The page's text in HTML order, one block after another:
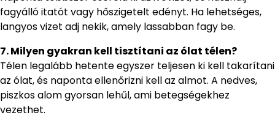
fagyálló itatót vagy hőszigetelt edényt. Ha lehetséges,
langyos vizet adj nekik, amely lassabban fagy be.
7. Milyen gyakran kell tisztítani az ólat télen?
Télen legalább hetente egyszer teljesen ki kell takarítani
az ólat, és naponta ellenőrizni kell az almot. A nedves,
piszkos alom gyorsan lehűl, ami betegségekhez
vezethet.